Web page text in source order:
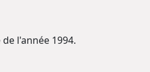
l'année 1994.